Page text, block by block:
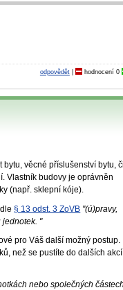
odpovědět| hodnocení 0
věcné příslušenství bytu,
Vlastník budovy je oprávněn
(např. sklepní kóje).
§ 13 odst. 3 ZoVB "(ú)pravy,
jednotek. "
pro Váš další možný postup.
než se pustíte do dalších
nebo společných